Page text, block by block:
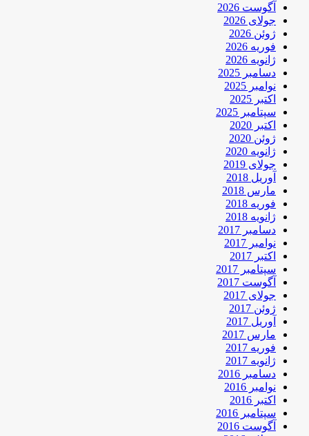
آگوست 2026
جولای 2026
ژوئن 2026
فوریه 2026
ژانویه 2026
دسامبر 2025
نوامبر 2025
اکتبر 2025
سپتامبر 2025
اکتبر 2020
ژوئن 2020
ژانویه 2020
جولای 2019
آوریل 2018
مارس 2018
فوریه 2018
ژانویه 2018
دسامبر 2017
نوامبر 2017
اکتبر 2017
سپتامبر 2017
آگوست 2017
جولای 2017
ژوئن 2017
آوریل 2017
مارس 2017
فوریه 2017
ژانویه 2017
دسامبر 2016
نوامبر 2016
اکتبر 2016
سپتامبر 2016
آگوست 2016